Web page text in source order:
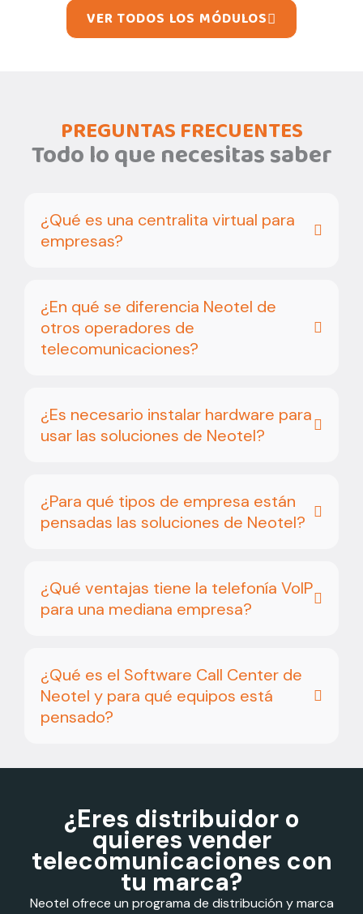
VER TODOS LOS MÓDULOS
PREGUNTAS FRECUENTES
Todo lo que necesitas saber
¿Qué es una centralita virtual para
empresas?
¿En qué se diferencia Neotel de
otros operadores de
telecomunicaciones?
¿Es necesario instalar hardware para
usar las soluciones de Neotel?
¿Para qué tipos de empresa están
pensadas las soluciones de Neotel?
¿Qué ventajas tiene la telefonía VoIP
para una mediana empresa?
¿Qué es el Software Call Center de
Neotel y para qué equipos está
pensado?
¿Eres distribuidor o
quieres vender
telecomunicaciones con
tu marca?
Neotel ofrece un programa de distribución y marca